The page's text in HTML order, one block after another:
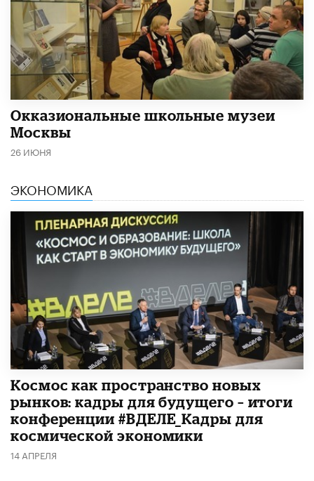
​Окказиональные школьные музеи
Москвы
26 ИЮНЯ
ЭКОНОМИКА
Космос как пространство новых
рынков: кадры для будущего – итоги
конференции #ВДЕЛЕ_Кадры для
космической экономики
14 АПРЕЛЯ